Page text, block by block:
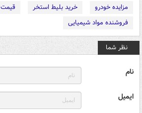
مزایده خودرو
خرید بلیط استخر
فروشنده مواد شیمیایی
نظر شما
نام
ایمیل